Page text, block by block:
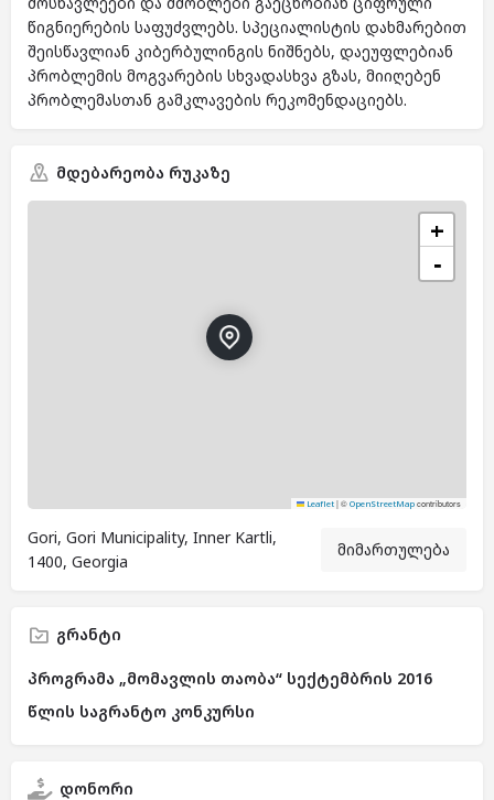
წიგნიერების საფუძვლებს. სპეციალისტის დახმარებით
შეისწავლიან კიბერბულინგის ნიშნებს, დაეუფლებიან
პრობლემის მოგვარების სხვადასხვა გზას, მიიღებენ
პრობლემასთან გამკლავების რეკომენდაციებს.
მდებარეობა რუკაზე
+
−
Leaflet |© OpenStreetMap contributors
Gori, Gori Municipality, Inner Kartli,
1400, Georgia
მიმართულება
გრანტი
პროგრამა „მომავლის თაობა“ სექტემბრის 2016
წლის საგრანტო კონკურსი
დონორი